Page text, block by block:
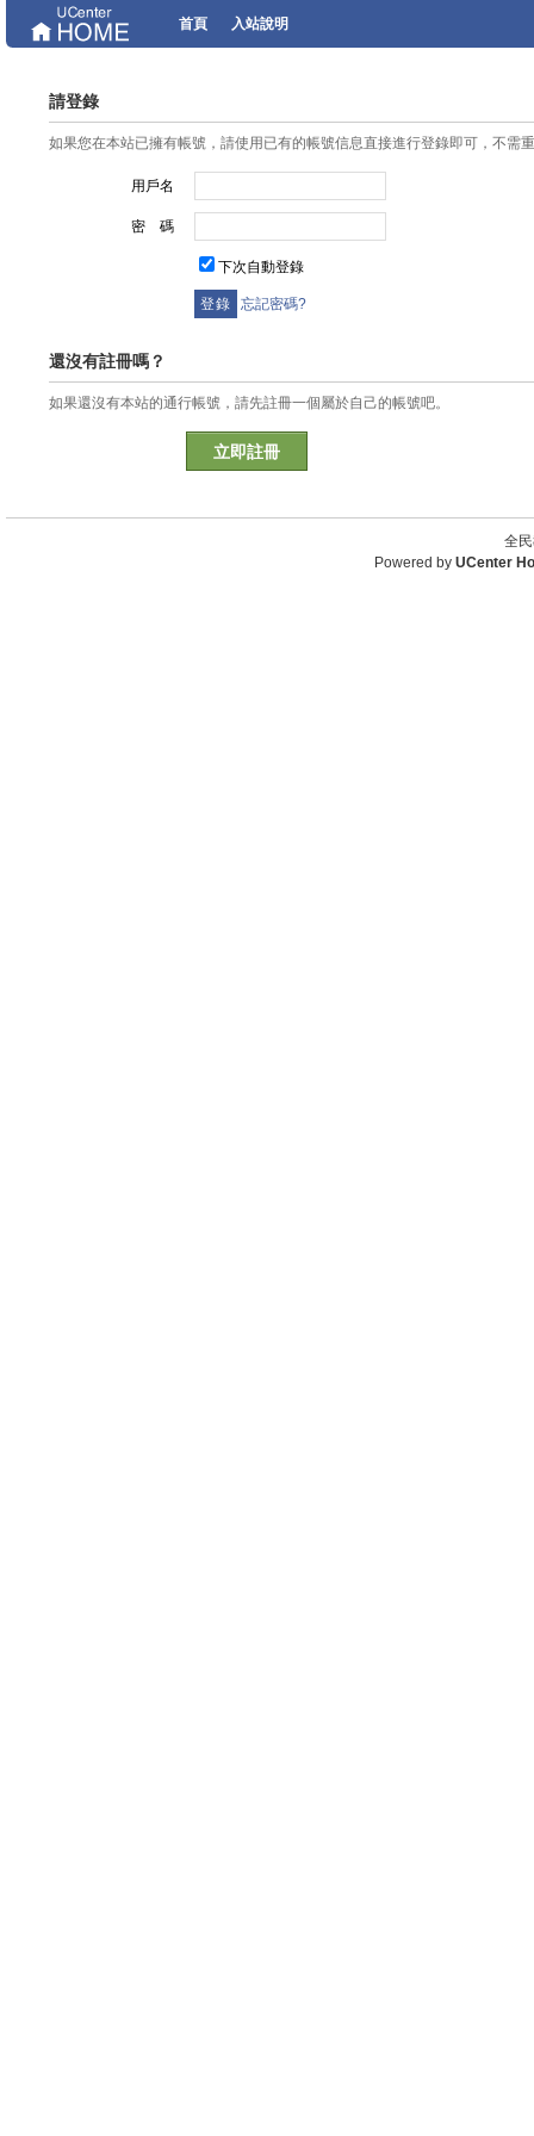
首頁 入站說明
請登錄
如果您在本站已擁有帳號，請使用已有的帳號信息直接進行登錄即可，不需
用戶名
密 碼
下次自動登錄
忘記密碼?
還沒有註冊嗎？
如果還沒有本站的通行帳號，請先註冊一個屬於自己的帳號吧。
立即註冊
全
Powered by UCenter